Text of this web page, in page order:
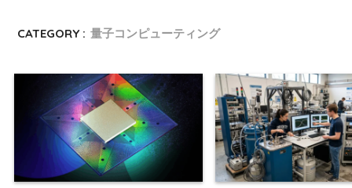
CATEGORY : 量子コンピューティング